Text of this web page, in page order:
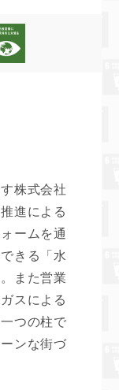
株式会社
進による
ームを通
きる「水
また営業
スによる
つの柱で
ンな街づ